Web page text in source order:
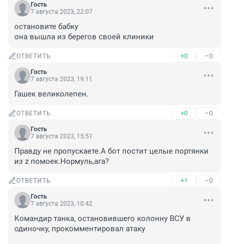
Гость
7 августа 2023, 22:07
остановите бабку
она вышла из берегов своей клиники
ОТВЕТИТЬ +0 –0
Гость
7 августа 2023, 19:11
Гашек великолепен.
ОТВЕТИТЬ +0 –0
Гость
7 августа 2023, 15:51
Правду не пропускаете.А бот постит целые портянки
из z помоек.Нормуль,ага?
ОТВЕТИТЬ +1 –0
Гость
7 августа 2023, 10:42
Командир танка, остановившего колонну ВСУ в
одиночку, прокомментировал атаку